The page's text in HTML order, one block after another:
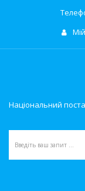
Національний